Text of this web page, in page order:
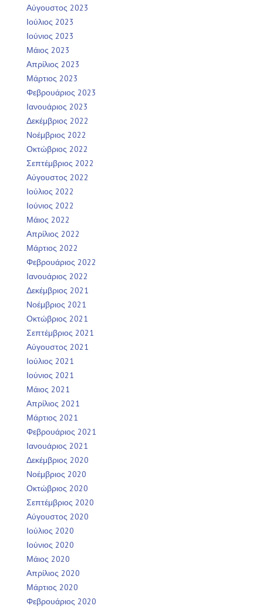
Αύγουστος 2023
Ιούλιος 2023
Ιούνιος 2023
Μάιος 2023
Απρίλιος 2023
Μάρτιος 2023
Φεβρουάριος 2023
Ιανουάριος 2023
Δεκέμβριος 2022
Νοέμβριος 2022
Οκτώβριος 2022
Σεπτέμβριος 2022
Αύγουστος 2022
Ιούλιος 2022
Ιούνιος 2022
Μάιος 2022
Απρίλιος 2022
Μάρτιος 2022
Φεβρουάριος 2022
Ιανουάριος 2022
Δεκέμβριος 2021
Νοέμβριος 2021
Οκτώβριος 2021
Σεπτέμβριος 2021
Αύγουστος 2021
Ιούλιος 2021
Ιούνιος 2021
Μάιος 2021
Απρίλιος 2021
Μάρτιος 2021
Φεβρουάριος 2021
Ιανουάριος 2021
Δεκέμβριος 2020
Νοέμβριος 2020
Οκτώβριος 2020
Σεπτέμβριος 2020
Αύγουστος 2020
Ιούλιος 2020
Ιούνιος 2020
Μάιος 2020
Απρίλιος 2020
Μάρτιος 2020
Φεβρουάριος 2020